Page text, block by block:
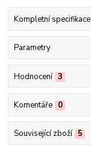
Kompletní specifikace
Parametry
Hodnocení 3
Komentáře 0
Související zboží 5